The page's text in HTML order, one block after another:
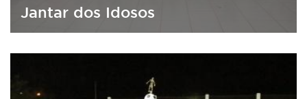
Jantar dos Idosos